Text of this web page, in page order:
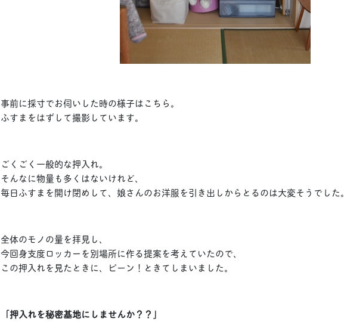
事前に採寸でお伺いした時の様子はこちら。
ふすまをはずして撮影しています。
ごくごく一般的な押入れ。
そんなに物量も多くはないけれど、
毎日ふすまを開け閉めして、娘さんのお洋服を引き出しからとるのは大変そうでした。
全体のモノの量を拝見し、
今回身支度ロッカーを別場所に作る提案を考えていたので、
この押入れを見たときに、ピーン！ときてしまいました。
「押入れを秘密基地にしませんか？？」